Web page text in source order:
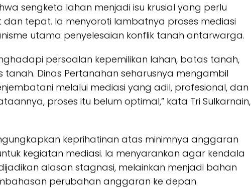
sengketa lahan menjadi isu krusial yang perlu
tepat. Ia menyoroti lambatnya proses mediasi
utama penyelesaian konflik tanah antarwarga.
persoalan kepemilikan lahan, batas tanah,
Dinas Pertanahan seharusnya mengambil
melalui mediasi yang adil, profesional, dan
proses itu belum optimal,” kata Tri Sulkarnain,
keprihatinan atas minimnya anggaran
kegiatan mediasi. Ia menyarankan agar kendala
alasan stagnasi, melainkan menjadi bahan
perubahan anggaran ke depan.